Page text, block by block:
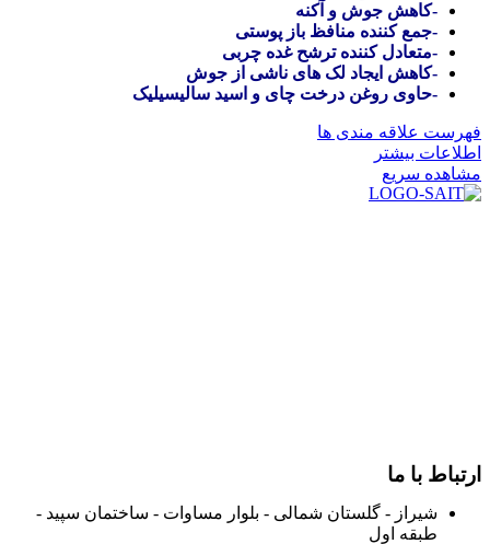
-کاهش جوش و آکنه
-جمع کننده منافظ باز پوستی
-متعادل کننده ترشح غده چربی
-کاهش ایجاد لک های ناشی از جوش
-حاوی روغن درخت چای و اسید سالیسیلیک
فهرست علاقه مندی ها
اطلاعات بیشتر
مشاهده سریع
ارتباط با ما
شیراز - گلستان شمالی - بلوار مساوات - ساختمان سپید -
طبقه اول